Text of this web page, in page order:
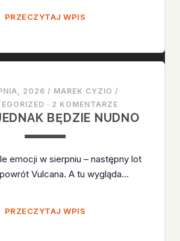
PRZECZYTAJ WPIS
2026 / MAREK CYZIO /
· 2 KOMENTARZE
BĘDZIE NUDNO
emocji w sierpniu – następny lot
Vulcana. A tu wygląda…
PRZECZYTAJ WPIS